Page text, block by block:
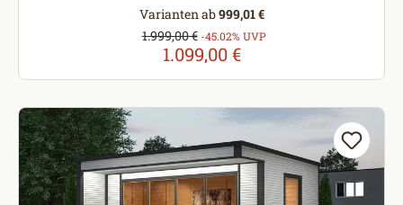
Varianten ab999,01 €
Verkaufspreis:
1.099,00 €
Regulärer Preis:
1.999,00 € -45.02% UVP